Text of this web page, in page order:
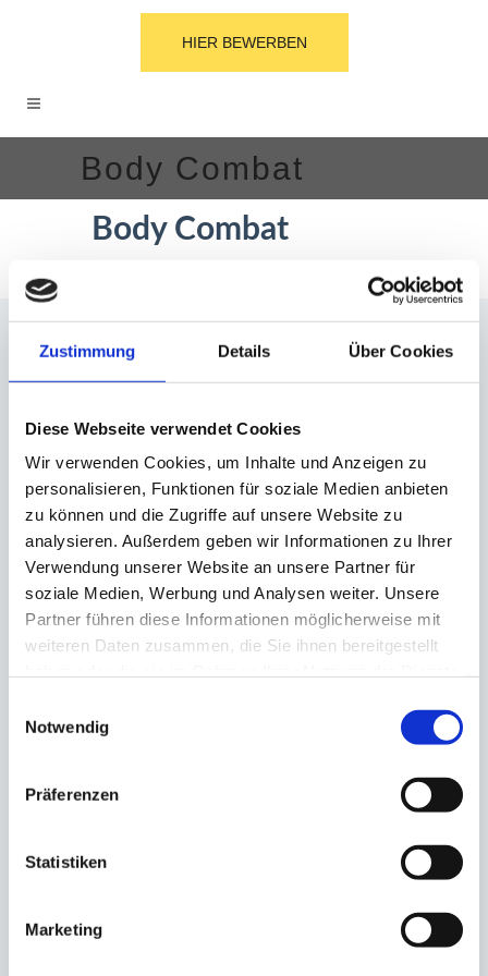
Zustimmung Details Über Cookies
Diese Webseite verwendet Cookies
Wir verwenden Cookies, um Inhalte und Anzeigen zu
personalisieren, Funktionen für soziale Medien anbieten
zu können und die Zugriffe auf unsere Website zu
analysieren. Außerdem geben wir Informationen zu Ihrer
Verwendung unserer Website an unsere Partner für
soziale Medien, Werbung und Analysen weiter. Unsere
Partner führen diese Informationen möglicherweise mit
weiteren Daten zusammen, die Sie ihnen bereitgestellt
Notwendig
Präferenzen
Statistiken
Marketing
HIER BEWERBEN
Body Combat
Body Combat